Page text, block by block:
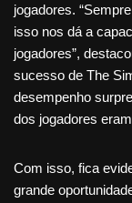
jogadores.
isso nos dá a
jogadores”,
sucesso de The
desempenho
dos jogadores
Com isso, fica
grande